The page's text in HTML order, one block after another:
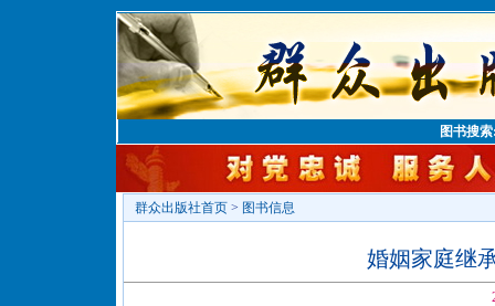
图书搜
群众出版社首页 > 图书信息
婚姻家庭继